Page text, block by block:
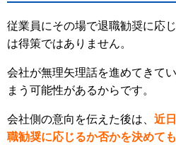
従業員にその場で退職勧奨に応
は得策ではありません。
会社が無理矢理話を進めてきて
まう可能性があるからです。
会社側の意向を伝えた後は、 近
職勧奨に応じるか否かを決めて